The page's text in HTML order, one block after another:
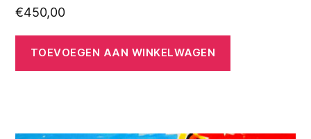
€450,00
TOEVOEGEN AAN WINKELWAGEN